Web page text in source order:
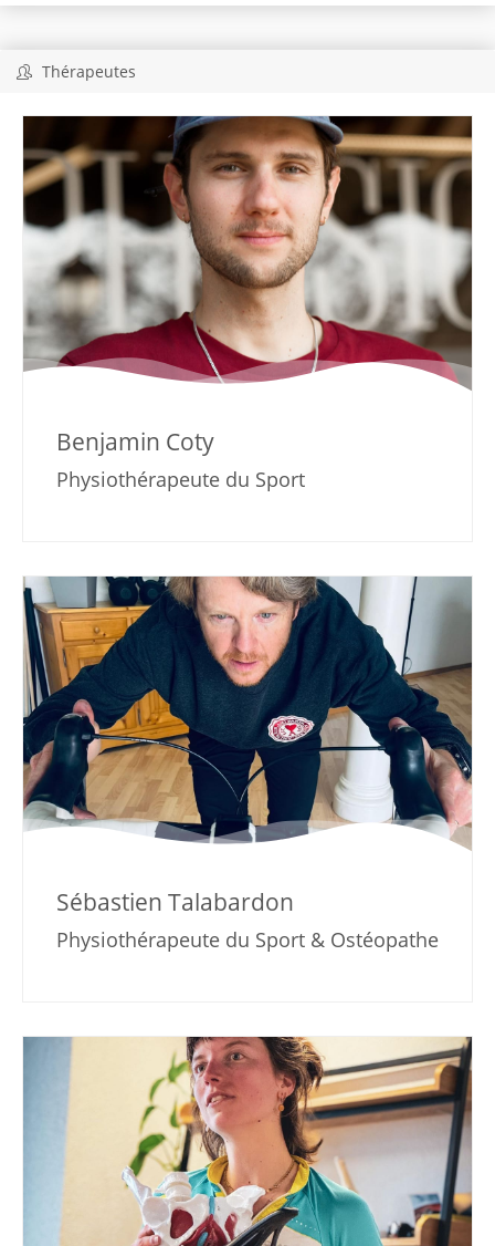
Thérapeutes
Benjamin Coty
Physiothérapeute du Sport
Sébastien Talabardon
Physiothérapeute du Sport & Ostéopathe